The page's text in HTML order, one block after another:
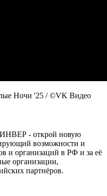
Ночи '25 / ©VK Видео
- открой новую
возможности и
и организаций в РФ и за её
организации,
партнёров.